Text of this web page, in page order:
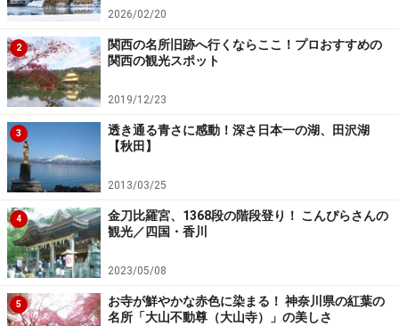
しかし、どれもすべて地元の人たちの熱意で乗り越えた
ため、築城当時からの美しい姿を現代まで残すことがで
きました。1936年（昭和11年）には、国宝に指定されて
います。
ちなみに日本国内にある城の中で、明治以前に造られた
城で現存しているのは、
12の城しかありません。さらにその12の城の中で国宝に
指定されているのは、姫路城（兵庫県）、犬山城（愛知
県）、彦根城（滋賀県）
まさに貴重な存在と言えるでしょう。
2026/02/20
2
関西の名所旧跡へ行くならここ！プロおすすめの
関西の観光スポット
2019/12/23
3
透き通る青さに感動！深さ日本一の湖、田沢湖
【秋田】
2013/03/25
4
金刀比羅宮、1368段の階段登り！ こんぴらさんの
観光／四国・香川
2023/05/08
5
お寺が鮮やかな赤色に染まる！ 神奈川県の紅葉の
名所「大山不動尊（大山寺）」の美しさ